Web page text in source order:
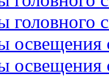
головного
освещения
освещения